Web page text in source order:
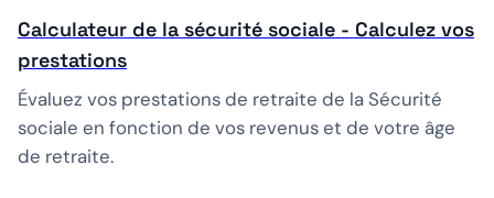
Calculateur de la sécurité sociale - Calculez vos
prestations
Évaluez vos prestations de retraite de la Sécurité
sociale en fonction de vos revenus et de votre âge
de retraite.